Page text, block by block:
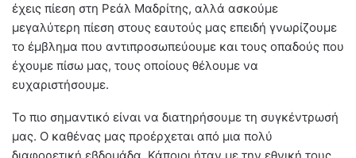
έχεις πίεση στη Ρεάλ Μαδρίτης, αλλά ασκούμε
μεγαλύτερη πίεση στους εαυτούς μας επειδή γνωρίζουμε
το έμβλημα που αντιπροσωπεύουμε και τους οπαδούς που
έχουμε πίσω μας, τους οποίους θέλουμε να
ευχαριστήσουμε.
Το πιο σημαντικό είναι να διατηρήσουμε τη συγκέντρωσή
μας. Ο καθένας μας προέρχεται από μια πολύ